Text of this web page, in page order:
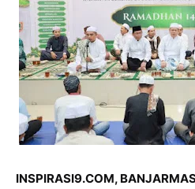
INSPIRASI9.COM,